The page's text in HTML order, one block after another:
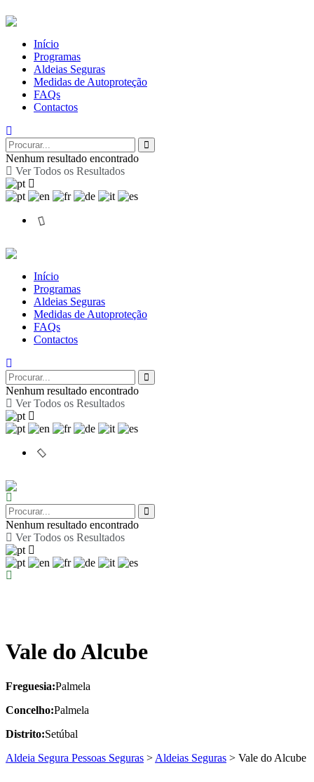
Início
Programas
Aldeias Seguras
Medidas de Autoproteção
FAQs
Contactos
Nenhum resultado encontrado
Ver Todos os Resultados
Início
Programas
Aldeias Seguras
Medidas de Autoproteção
FAQs
Contactos
Nenhum resultado encontrado
Ver Todos os Resultados
Nenhum resultado encontrado
Ver Todos os Resultados
Vale do Alcube
Freguesia:Palmela
Concelho:Palmela
Distrito:Setúbal
Aldeia Segura Pessoas Seguras > Aldeias Seguras > Vale do Alcube